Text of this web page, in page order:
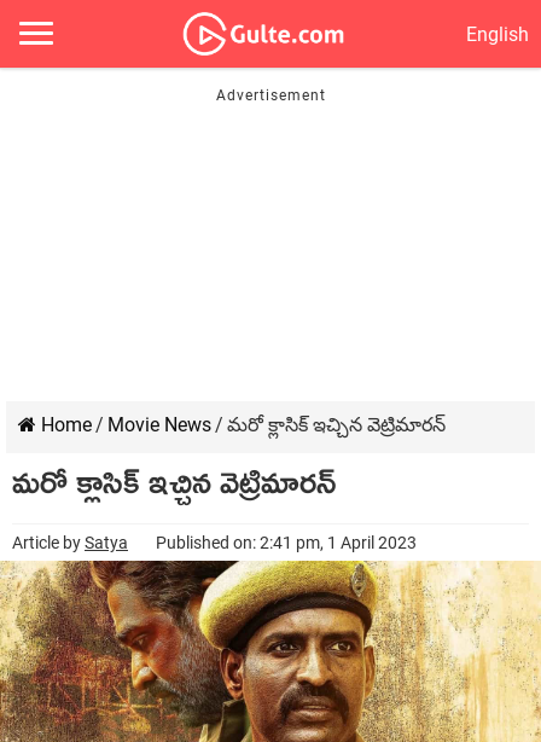
English
Home/ Movie News/ మరో క్లాసిక్ ఇచ్చిన వెట్రిమారన్
మరో క్లాసిక్ ఇచ్చిన వెట్రిమారన్
Article bySatya Published on: 2:41 pm, 1 April 2023